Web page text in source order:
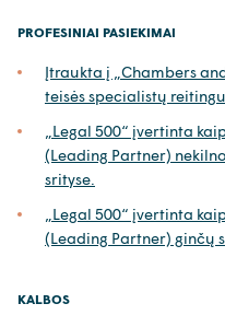
PROFESINIAI PASIEKIMAI
Įtraukta į „Chambers
teisės specialistų
„Legal 500“ įvertinta
(Leading Partner)
srityse.
„Legal 500“ įvertinta
(Leading Partner) ginčų
KALBOS